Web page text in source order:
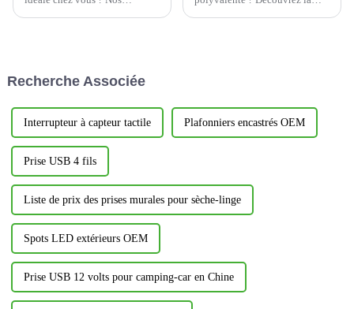
ainsi de créer…
Recherche Associée
Interrupteur à capteur tactile Plafonniers encastrés OEM
Prise USB 4 fils
Liste de prix des prises murales pour sèche-linge
Spots LED extérieurs OEM
Prise USB 12 volts pour camping-car en Chine